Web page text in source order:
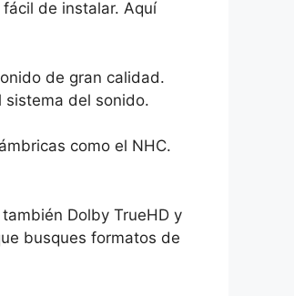
de instalar. Aquí
de gran calidad.
sistema del sonido.
como el NHC.
Dolby TrueHD y
busques formatos de